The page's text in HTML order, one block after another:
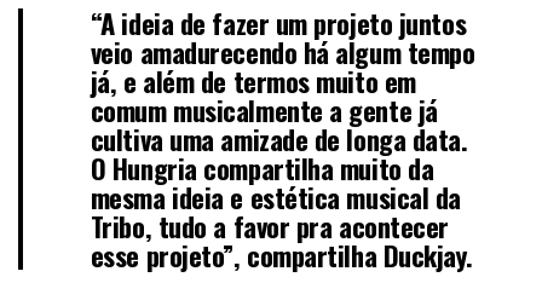
“A ideia de fazer um projeto juntos
veio amadurecendo há algum tempo
já, e além de termos muito em
comum musicalmente a gente já
cultiva uma amizade de longa data.
O Hungria compartilha muito da
mesma ideia e estética musical da
Tribo, tudo a favor pra acontecer
esse projeto”, compartilha Duckjay.